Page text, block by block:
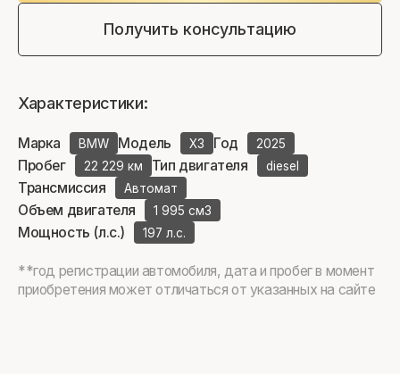
Получить консультацию
Характеристики:
Марка BMW Модель X3 Год 2025
Пробег 22 229 км Тип двигателя diesel
Трансмиссия Автомат
Объем двигателя 1 995 см3
Мощность (л.с.) 197 л.с.
**год регистрации автомобиля, дата и пробег в момент
приобретения может отличаться от указанных на сайте